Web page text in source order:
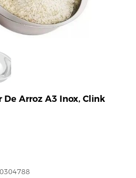
De Arroz A3 Inox, Clink